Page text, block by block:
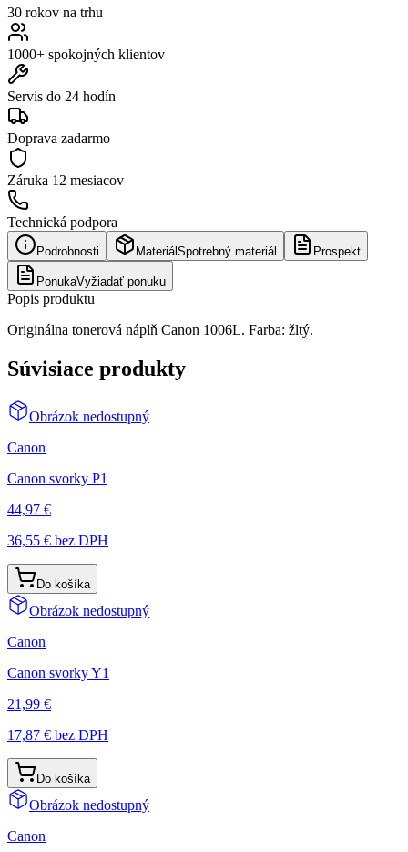
30 rokov na trhu
1000+ spokojných klientov
Servis do 24 hodín
Doprava zadarmo
Záruka 12 mesiacov
Technická podpora
Podrobnosti Materiál Spotrebný materiál Prospekt
PonukaVyžiadať ponuku
Popis produktu
Originálna tonerová náplň Canon 1006L. Farba: žltý.
Súvisiace produkty
Obrázok nedostupný
Canon
Canon svorky P1
44,97 €
36,55 € bez DPH
Do košíka
Obrázok nedostupný
Canon
Canon svorky Y1
21,99 €
17,87 € bez DPH
Do košíka
Obrázok nedostupný
Canon